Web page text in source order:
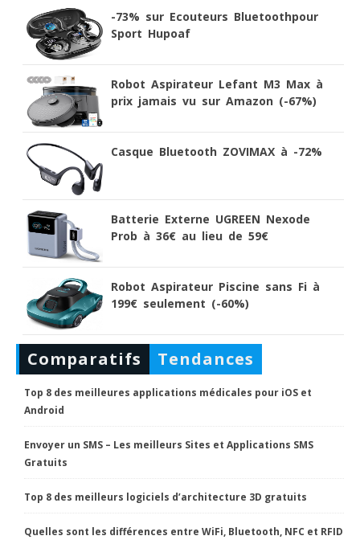
-73% sur Ecouteurs Bluetoothpour
Sport Hupoaf
Robot Aspirateur Lefant M3 Max à
prix jamais vu sur Amazon (-67%)
Casque Bluetooth ZOVIMAX à -72%
Batterie Externe UGREEN Nexode
Prob à 36€ au lieu de 59€
Robot Aspirateur Piscine sans Fi à
199€ seulement (-60%)
Comparatifs Tendances
Top 8 des meilleures applications médicales pour iOS et
Android
Envoyer un SMS – Les meilleurs Sites et Applications SMS
Gratuits
Top 8 des meilleurs logiciels d’architecture 3D gratuits
Quelles sont les différences entre WiFi, Bluetooth, NFC et RFID